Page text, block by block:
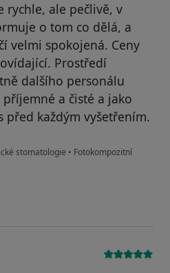
rychle, ale pečlivě, v
o tom co dělá, a
velmi spokojená. Ceny
Prostředí
dalšího personálu
příjemné a čisté a jako
před každým vyšetřením.
stomatologie • Fotokompozitní